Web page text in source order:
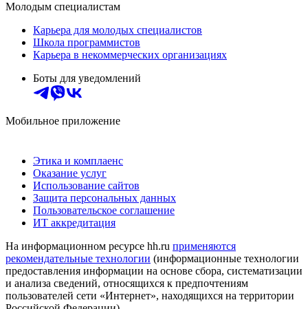
Молодым специалистам
Карьера для молодых специалистов
Школа программистов
Карьера в некоммерческих организациях
Боты для уведомлений
Мобильное приложение
Этика и комплаенс
Оказание услуг
Использование сайтов
Защита персональных данных
Пользовательское соглашение
ИТ аккредитация
На информационном ресурсе hh.ru применяются
рекомендательные технологии (информационные технологии
предоставления информации на основе сбора, систематизации
и анализа сведений, относящихся к предпочтениям
пользователей сети «Интернет», находящихся на территории